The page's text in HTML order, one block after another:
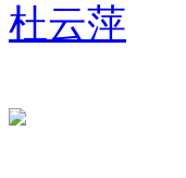
杜云萍